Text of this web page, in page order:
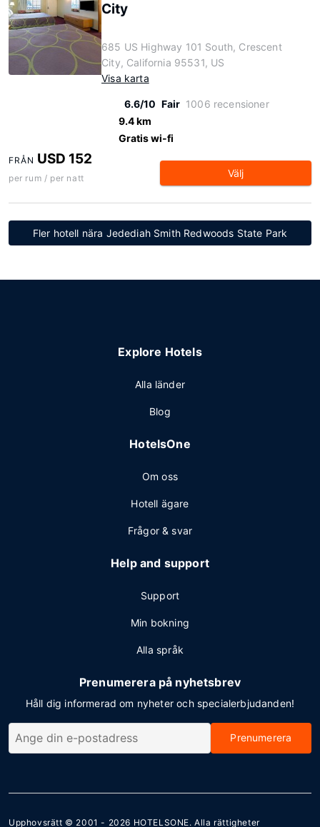
City
685 US Highway 101 South, Crescent
City, California 95531, US
Visa karta
6.6/10 Fair 1006 recensioner
9.4 km
Gratis wi-fi
FRÅN USD 152
per rum / per natt Välj
Fler hotell nära Jedediah Smith Redwoods State Park
Explore Hotels
Alla länder
Blog
HotelsOne
Om oss
Hotell ägare
Frågor & svar
Help and support
Support
Min bokning
Alla språk
Prenumerera på nyhetsbrev
Håll dig informerad om nyheter och specialerbjudanden!
Prenumerera
Upphovsrätt © 2001 - 2026 HOTELSONE. Alla rättigheter